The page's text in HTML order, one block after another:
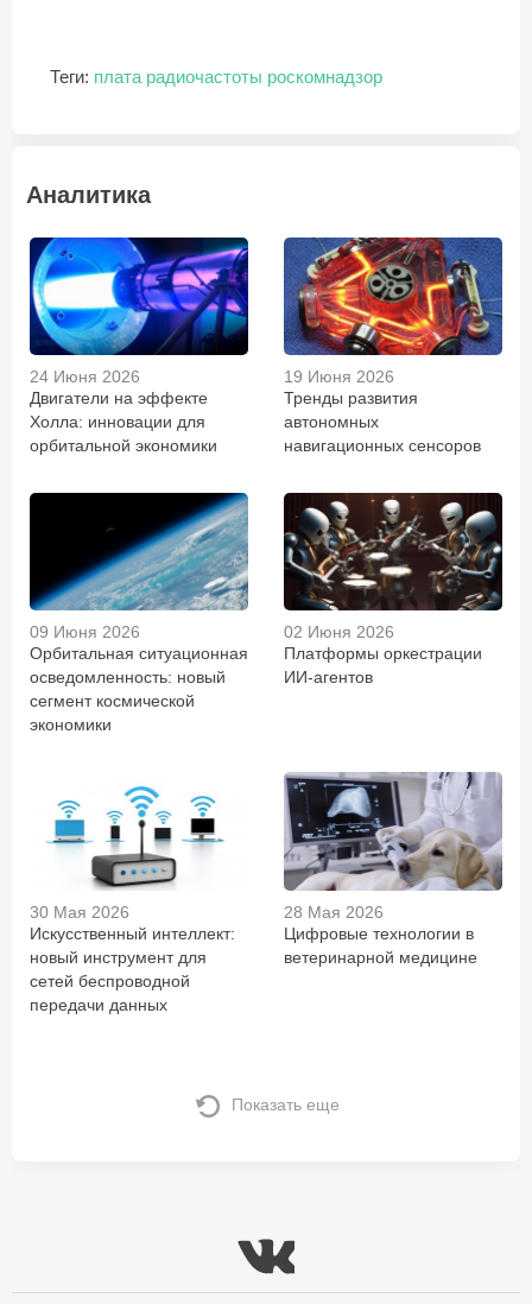
Теги: плата радиочастоты роскомнадзор
Аналитика
24 Июня 2026
Двигатели на эффекте
Холла: инновации для
орбитальной экономики
19 Июня 2026
Тренды развития
автономных
навигационных сенсоров
09 Июня 2026
Орбитальная ситуационная
осведомленность: новый
сегмент космической
экономики
02 Июня 2026
Платформы оркестрации
ИИ-агентов
30 Мая 2026
Искусственный интеллект:
новый инструмент для
сетей беспроводной
передачи данных
28 Мая 2026
Цифровые технологии в
ветеринарной медицине
Показать еще